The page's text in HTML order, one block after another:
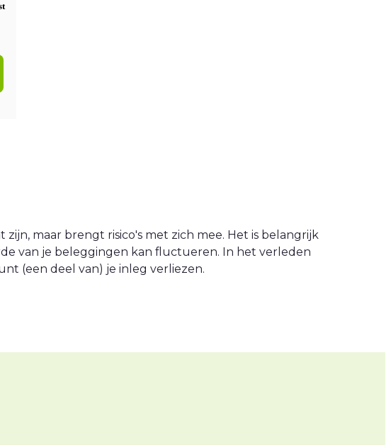
maar brengt risico's met zich mee. Het is belangrijk
van je beleggingen kan fluctueren. In het verleden
(een deel van) je inleg verliezen.